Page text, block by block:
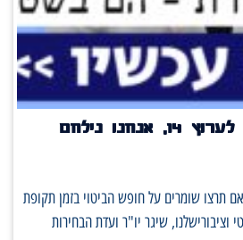
לא יסתמו את הפה לערוץ 14, אנחנו נילחם
14 את הפה אם תרצו שומרים על חופש הביטוי בזמן תקופת
שיגר יו"ר ועדת הבחירות